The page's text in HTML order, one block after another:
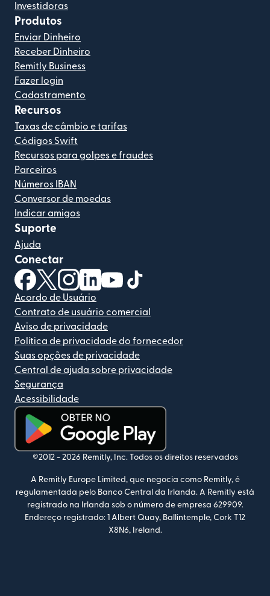
Investidoras
Produtos
Enviar Dinheiro
Receber Dinheiro
Remitly Business
Fazer login
Cadastramento
Recursos
Taxas de câmbio e tarifas
Códigos Swift
Recursos para golpes e fraudes
Parceiros
Números IBAN
Conversor de moedas
Indicar amigos
Suporte
Ajuda
Conectar
(abre em uma nova janela)
(abre em uma nova janela)
(abre em uma nova janela)
(abre em uma nova janela)
(abre em uma nova janela)
Acordo de Usuário
Contrato de usuário comercial
Aviso de privacidade
Política de privacidade do fornecedor
Suas opções de privacidade
Central de ajuda sobre privacidade
Segurança
Acessibilidade
(abre em uma nova janela)
©2012 - 2026 Remitly, Inc. Todos os direitos reservados
A Remitly Europe Limited, que negocia como Remitly, é
regulamentada pelo Banco Central da Irlanda. A Remitly está
registrado na Irlanda sob o número de empresa 629909.
Endereço registrado: 1 Albert Quay, Ballintemple, Cork T12
X8N6, Ireland.